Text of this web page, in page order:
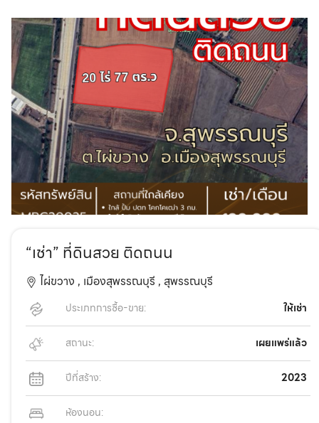
“เช่า” ที่ดินสวย ติดถนน
ไผ่ขวาง , เมืองสุพรรณบุรี , สุพรรณบุรี
ประเภทการซื้อ-ขาย: ให้เช่า
สถานะ: เผยแพร่แล้ว
ปีที่สร้าง: 2023
ห้องนอน: